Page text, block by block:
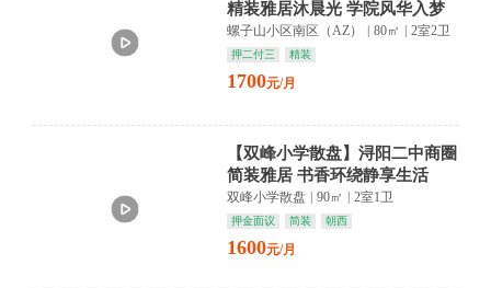
精装雅居沐晨光 学院风华入梦
来
螺子山小区南区（AZ） 80㎡ 2室2卫
押二付三 精装
1700元/月
【双峰小学散盘】浔阳二中商圈
简装雅居 书香环绕静享生活
双峰小学散盘 90㎡ 2室1卫
押金面议 简装 朝西
1600元/月